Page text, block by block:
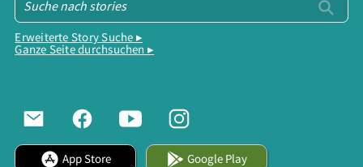
Erweiterte Story Suche ▸
Ganze Seite durchsuchen ▸
App Store Google Play